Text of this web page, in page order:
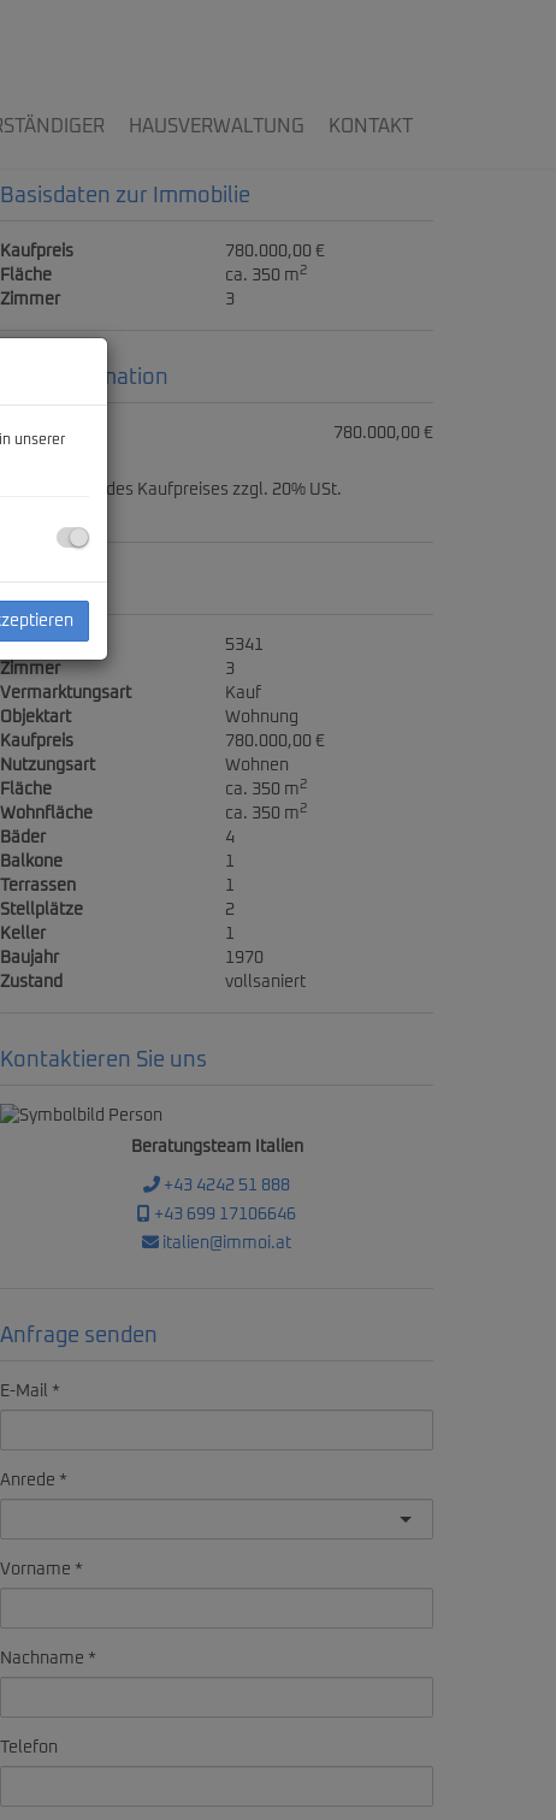
HAUSVERWALTUNG KONTAKT
Basisdaten zur Immobilie
Kaufpreis
780.000,00 €
Fläche
ca. 350 m2
Zimmer 3
Preisinformation
Kaufpreis: 780.000,00 €
3% des Kaufpreises zzgl. 20% USt.
Eckdaten
Objektnr.
5341
Zimmer
3
Vermarktungsart
Kauf
Objektart
Wohnung
Kaufpreis
780.000,00 €
Nutzungsart
Wohnen
Fläche
ca. 350 m2
Wohnfläche ca. 350 m2
Bäder
4
Balkone
1
Terrassen
1
Stellplätze
2
Keller
1
Baujahr
1970
Zustand
vollsaniert
Kontaktieren Sie uns
Beratungsteam Italien
+43 4242 51 888
+43 699 17106646
italien@immoi.at
Anfrage senden
E-Mail
Anrede
Vorname
Nachname
Telefon
unserer